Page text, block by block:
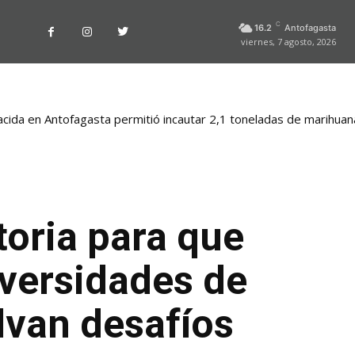
16.2 C Antofagasta
viernes, 7 agosto, 2026
en Antofagasta permitió incautar 2,1 toneladas de
para que
de
desafíos